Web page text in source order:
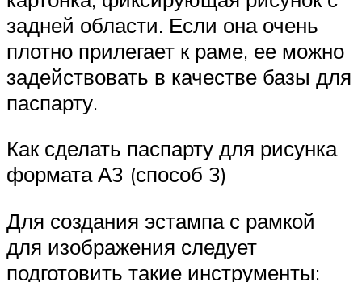
задней области. Если она очень
плотно прилегает к раме, ее можно
задействовать в качестве базы для
паспарту.
Как сделать паспарту для рисунка
формата А3 (способ 3)
Для создания эстампа с рамкой
для изображения следует
подготовить такие инструменты: